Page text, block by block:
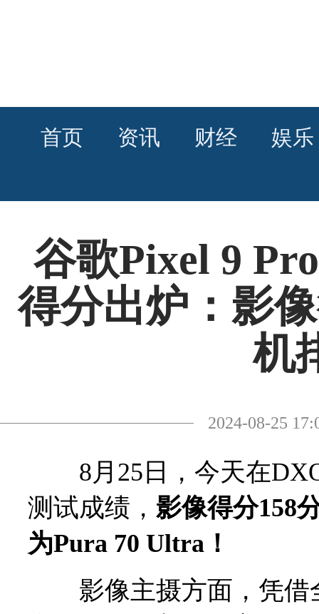
首页 资讯 财经 娱乐
谷歌Pixel 9
得分出炉：影
机
2024-08-25
8月25日，今天在
测试成绩，影像得分158
为Pura 70 Ultra！
影像主摄方面，凭借